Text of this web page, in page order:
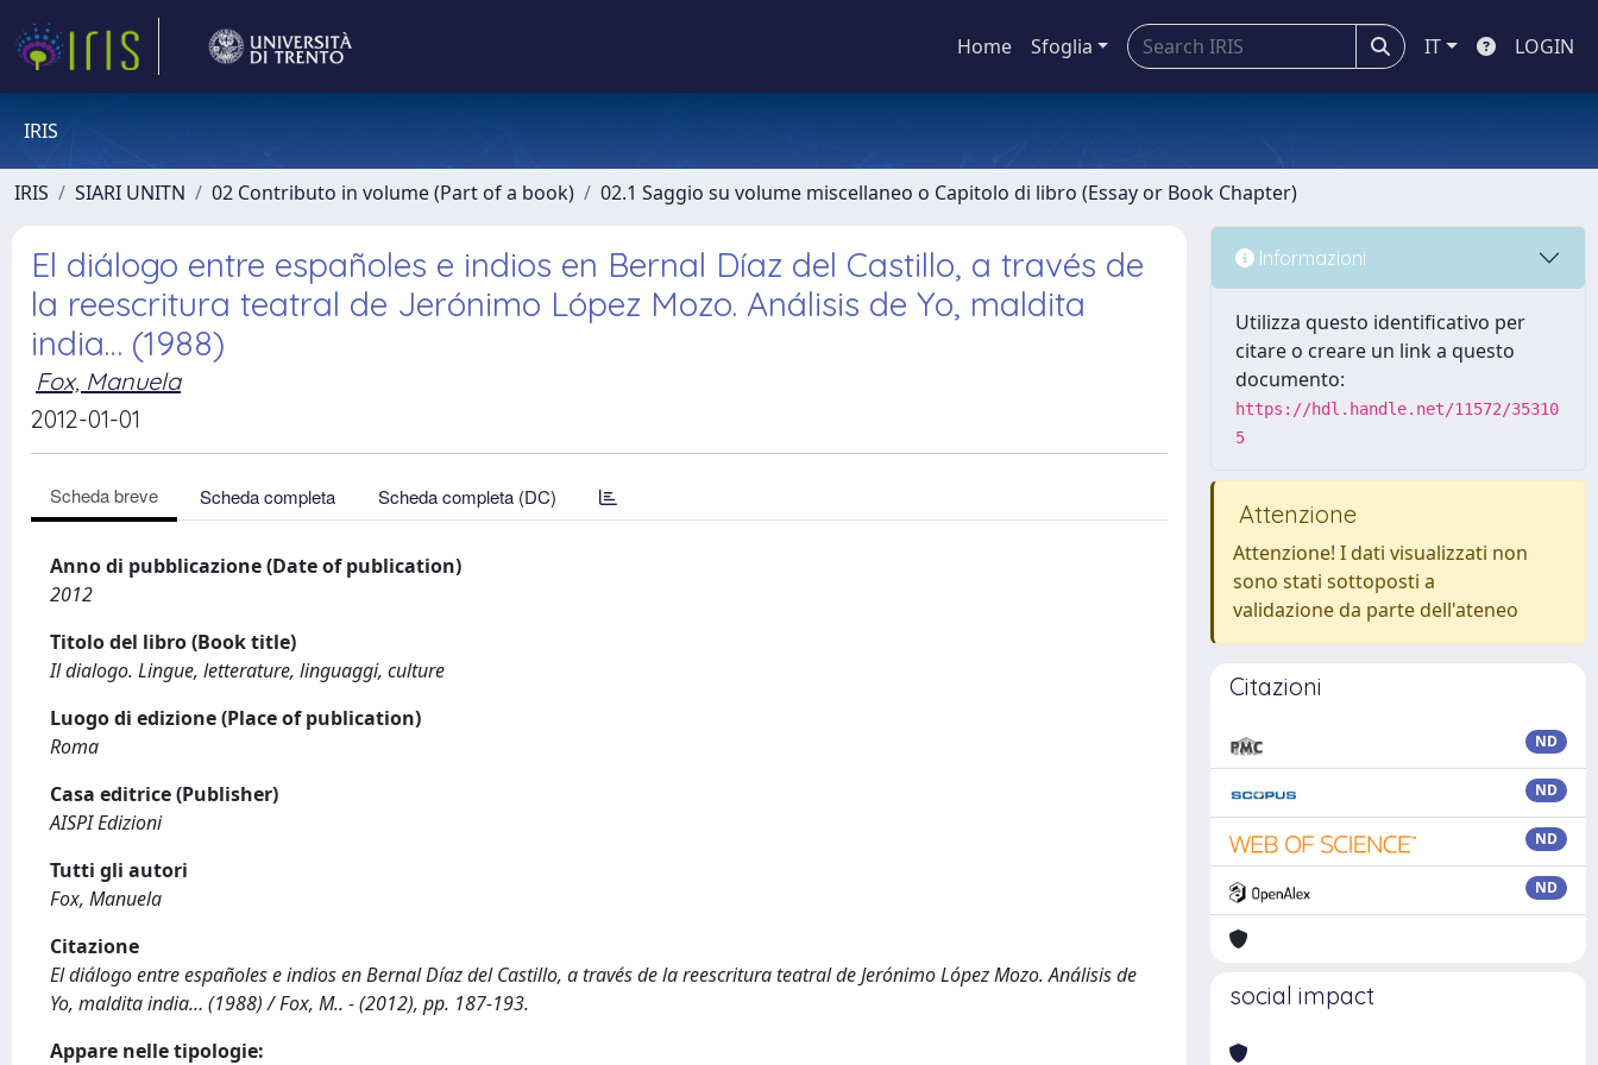
Home Sfoglia IT LOGIN
IRIS
IRIS SIARI UNITN 02 Contributo in volume (Part of a book) 02.1 Saggio su volume miscellaneo o Capitolo di libro (Essay or Book Chapter)
El diálogo entre españoles e indios en Bernal Díaz del Castillo, a través de
la reescritura teatral de Jerónimo López Mozo. Análisis de Yo, maldita
india… (1988)
Fox, Manuela
2012-01-01
Scheda breve Scheda completa Scheda completa (DC)
Anno di pubblicazione (Date of publication)
2012
Titolo del libro (Book title)
Il dialogo. Lingue, letterature, linguaggi, culture
Luogo di edizione (Place of publication)
Roma
Casa editrice (Publisher)
AISPI Edizioni
Tutti gli autori
Fox, Manuela
Citazione
El diálogo entre españoles e indios en Bernal Díaz del Castillo, a través de la reescritura teatral de Jerónimo López Mozo. Análisis de
Yo, maldita india… (1988) / Fox, M.. - (2012), pp. 187-193.
Appare nelle tipologie:
Informazioni
Utilizza questo identificativo per
citare o creare un link a questo
documento:
https://hdl.handle.net/11572/35310
5
Attenzione
Attenzione! I dati visualizzati non
sono stati sottoposti a
validazione da parte dell'ateneo
Citazioni
ND
ND
ND
ND
social impact